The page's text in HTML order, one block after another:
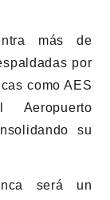
más de
por
comoAES
Aeropuerto
su
será un